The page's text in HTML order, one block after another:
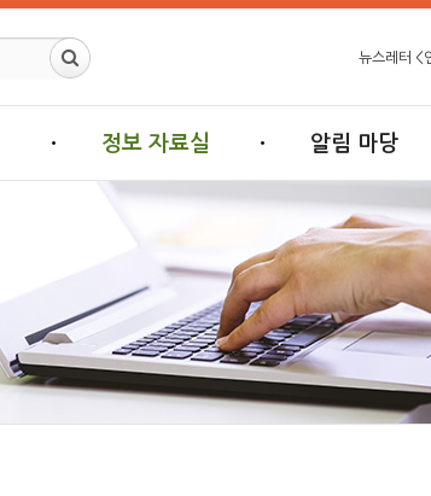
뉴스레터 <
정보 자료실 알림 마당